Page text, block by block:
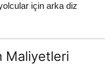
için arka diz
Maliyetleri